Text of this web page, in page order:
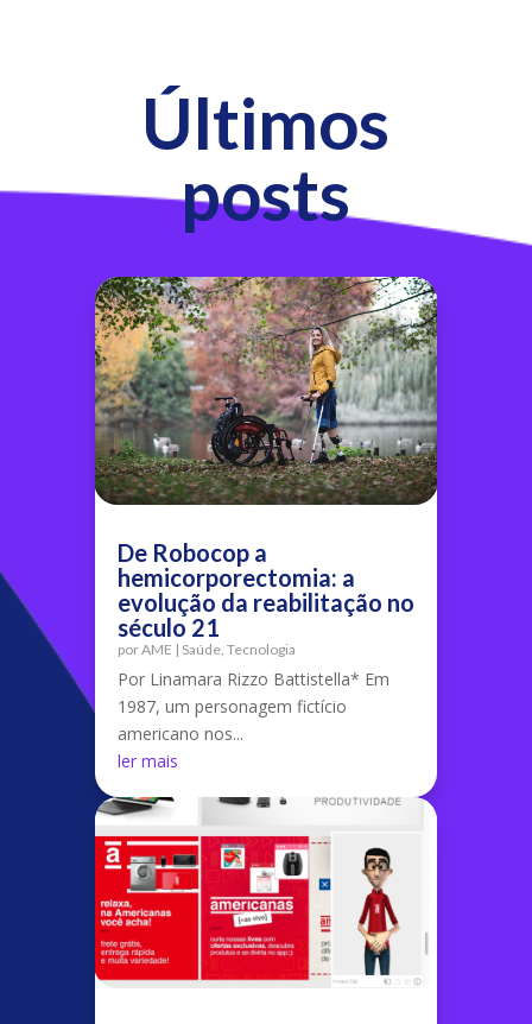
Últimos
posts
De Robocop a
hemicorporectomia: a
evolução da reabilitação no
século 21
porAME | Saúde, Tecnologia
Por Linamara Rizzo Battistella* Em
1987, um personagem fictício
americano nos...
ler mais